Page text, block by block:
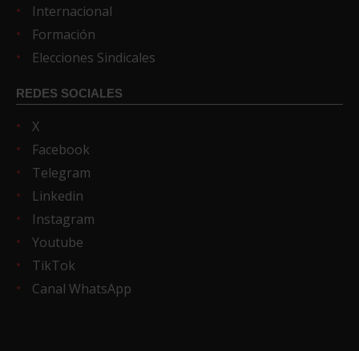
Internacional
Formación
Elecciones Sindicales
REDES SOCIALES
X
Facebook
Telegram
Linkedin
Instagram
Youtube
TikTok
Canal WhatsApp